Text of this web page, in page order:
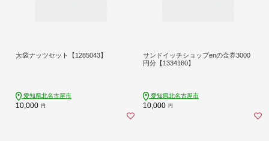
大袋ナッツセット【1285043】
愛知県北名古屋市
10,000 円
サンドイッチショップenの金券3000
円分【1334160】
愛知県北名古屋市
10,000 円